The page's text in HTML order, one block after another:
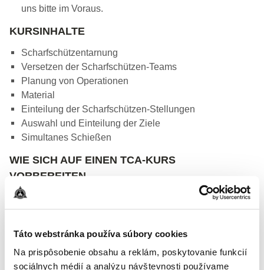
Táto webstránka používa súbory cookies
Na prispôsobenie obsahu a reklám, poskytovanie funkcií
sociálnych médií a analýzu návštevnosti používame
uns bitte im Voraus.
KURSINHALTE
Scharfschützentarnung
Versetzen der Scharfschützen-Teams
Planung von Operationen
Material
Einteilung der Scharfschützen-Stellungen
Auswahl und Einteilung der Ziele
Simultanes Schießen
WIE SICH AUF EINEN TCA-KURS
VORBEREITEN